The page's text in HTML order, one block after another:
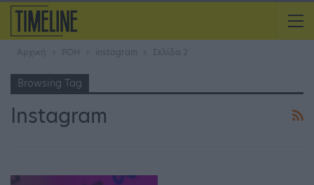
Αρχική ΡΟΗ instagram Σελίδα 2
Browsing Tag
Instagram